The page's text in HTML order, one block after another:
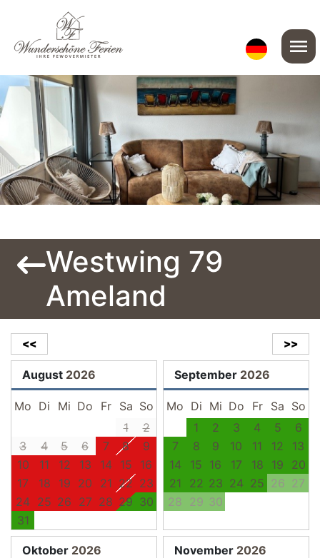
menu
Westwing 79
Ameland
>>
<<
August 2026
Mo Di Mi Do Fr Sa So
1
2
3
4 5 6 7 8
9
10
11 12 13 14 15
16
17
18 19 20 21 22 23
24 25 26 27 28 29 30
31
September 2026
Mo Di Mi Do Fr Sa So
1
2 3 4 5
6
7
8 9 10 11 12
13
14
15 16 17 18 19
20
21
22 23 24 25 26 27
28 29 30
Oktober 2026 November 2026